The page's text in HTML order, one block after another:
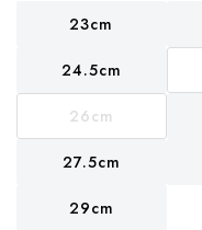
23cm
24.5cm
26cm
27.5cm
29cm